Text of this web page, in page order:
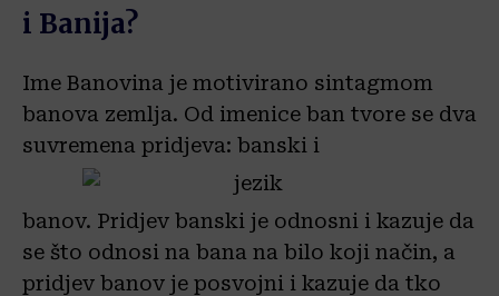
i Banija?
Ime Banovina je motivirano sintagmom
banova zemlja. Od imenice ban tvore se dva
suvremena pridjeva: banski i
banov. Pridjev banski je odnosni i kazuje da
se što odnosi na bana na bilo koji način, a
pridjev banov je posvojni i kazuje da tko